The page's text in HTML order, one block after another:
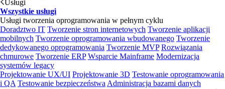
Usługi
Wszystkie usługi
Usługi tworzenia oprogramowania w pełnym cyklu
Doradztwo IT Tworzenie stron internetowych Tworzenie aplikacji
mobilnych Tworzenie oprogramowania wbudowanego Tworzenie
dedykowanego oprogramowania Tworzenie MVP Rozwiązania
chmurowe Tworzenie ERP Wsparcie Mainframe Modernizacja
systemów legacy
Projektowanie UX/UI Projektowanie 3D Testowanie oprogramowania
i QA Testowanie bezpieczeństwa Administracja bazami danych